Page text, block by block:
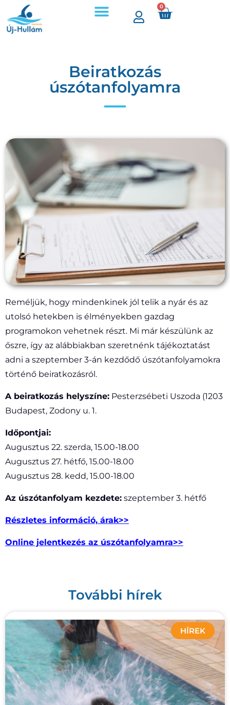
0
Beiratkozás
úszótanfolyamra
Reméljük, hogy mindenkinek jól telik a nyár és az
utolsó hetekben is élményekben gazdag
programokon vehetnek részt. Mi már készülünk az
őszre, így az alábbiakban szeretnénk tájékoztatást
adni a szeptember 3-án kezdődő úszótanfolyamokra
történő beiratkozásról.
A beiratkozás helyszíne: Pesterzsébeti Uszoda (1203
Budapest, Zodony u. 1.
Időpontjai:
Augusztus 22. szerda, 15.00-18.00
Augusztus 27. hétfő, 15.00-18.00
Augusztus 28. kedd, 15.00-18.00
Az úszótanfolyam kezdete: szeptember 3. hétfő
Részletes információ, árak>>
Online jelentkezés az úszótanfolyamra>>
További hírek
HÍREK